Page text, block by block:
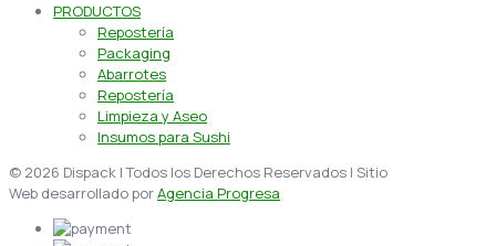
PRODUCTOS
Repostería
Packaging
Abarrotes
Repostería
Limpieza y Aseo
Insumos para Sushi
© 2026 Dispack | Todos los Derechos Reservados | Sitio
Web desarrollado porAgencia Progresa